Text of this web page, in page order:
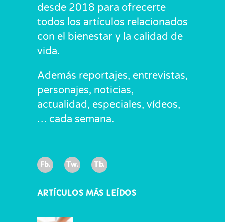
desde 2018 para ofrecerte
todos los artículos relacionados
con el bienestar y la calidad de
vida.
Además reportajes, entrevistas,
personajes, noticias,
actualidad, especiales, vídeos,
… cada semana.
Fb. Tw. Tb.
ARTÍCULOS MÁS LEÍDOS